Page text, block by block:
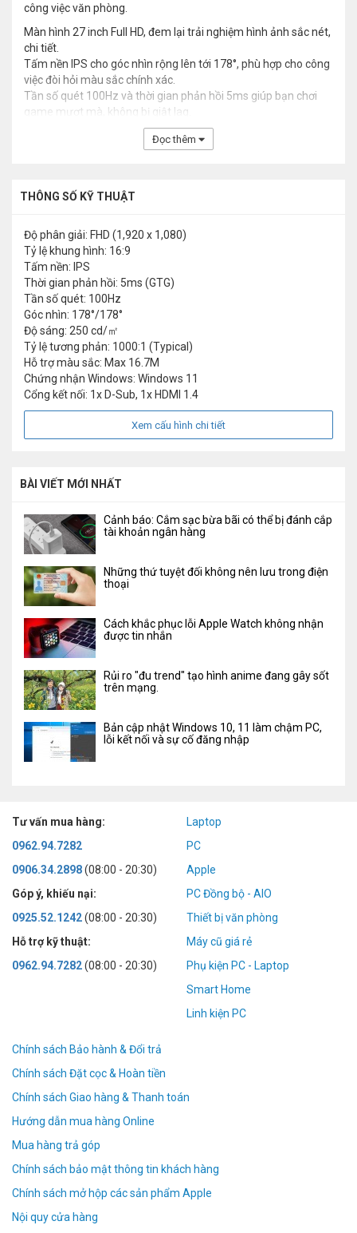
công việc văn phòng.
Màn hình 27 inch Full HD, đem lại trải nghiệm hình ảnh sắc nét,
chi tiết.
Tấm nền IPS cho góc nhìn rộng lên tới 178°, phù hợp cho công
việc đòi hỏi màu sắc chính xác.
Tần số quét 100Hz và thời gian phản hồi 5ms giúp bạn chơi
game mượt mà, không bị giật lag.
Đọc thêm
THÔNG SỐ KỸ THUẬT
Độ phân giải: FHD (1,920 x 1,080)
Tỷ lệ khung hình: 16:9
Tấm nền: IPS
Thời gian phản hồi: 5ms (GTG)
Tần số quét: 100Hz
Góc nhìn: 178°/178°
Độ sáng: 250 cd/㎡
Tỷ lệ tương phản: 1000:1 (Typical)
Hỗ trợ màu sắc: Max 16.7M
Chứng nhận Windows: Windows 11
Cổng kết nối: 1x D-Sub, 1x HDMI 1.4
Xem cấu hình chi tiết
BÀI VIẾT MỚI NHẤT
Cảnh báo: Cắm sạc bừa bãi có thể bị đánh cắp
tài khoản ngân hàng
Những thứ tuyệt đối không nên lưu trong điện
thoại
Cách khắc phục lỗi Apple Watch không nhận
được tin nhắn
Rủi ro "đu trend" tạo hình anime đang gây sốt
trên mạng.
Bản cập nhật Windows 10, 11 làm chậm PC,
lỗi kết nối và sự cố đăng nhập
Tư vấn mua hàng:
0962.94.7282
0906.34.2898(08:00 - 20:30)
Góp ý, khiếu nại:
0925.52.1242(08:00 - 20:30)
Hỗ trợ kỹ thuật:
0962.94.7282(08:00 - 20:30)
Laptop
PC
Apple
PC Đồng bộ - AIO
Thiết bị văn phòng
Máy cũ giá rẻ
Phụ kiện PC - Laptop
Smart Home
Linh kiện PC
Chính sách Bảo hành & Đổi trả
Chính sách Đặt cọc & Hoàn tiền
Chính sách Giao hàng & Thanh toán
Hướng dẫn mua hàng Online
Mua hàng trả góp
Chính sách bảo mật thông tin khách hàng
Chính sách mở hộp các sản phẩm Apple
Nội quy cửa hàng